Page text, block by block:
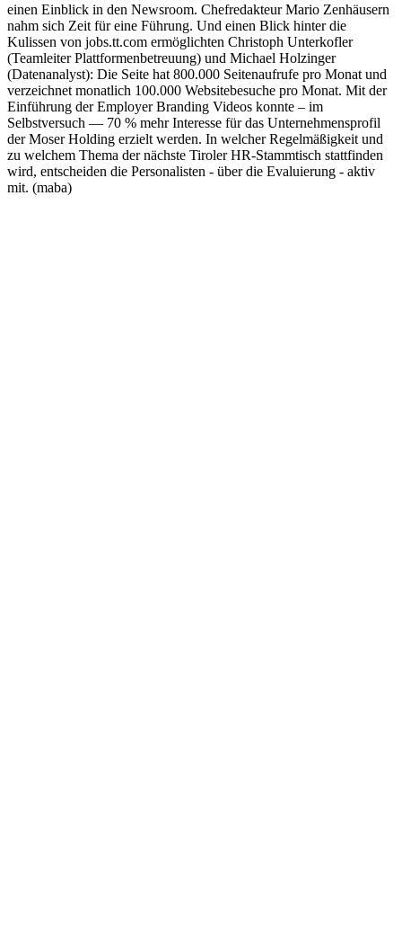
einen Einblick in den Newsroom. Chefredakteur Mario Zenhäusern
nahm sich Zeit für eine Führung. Und einen Blick hinter die
Kulissen von jobs.tt.com ermöglichten Christoph Unterkofler
(Teamleiter Plattformenbetreuung) und Michael Holzinger
(Datenanalyst): Die Seite hat 800.000 Seitenaufrufe pro Monat und
verzeichnet monatlich 100.000 Websitebesuche pro Monat. Mit der
Einführung der Employer Branding Videos konnte – im
Selbstversuch — 70 % mehr Interesse für das Unternehmensprofil
der Moser Holding erzielt werden. In welcher Regelmäßigkeit und
zu welchem Thema der nächste Tiroler HR-Stammtisch stattfinden
wird, entscheiden die Personalisten - über die Evaluierung - aktiv
mit. (maba)